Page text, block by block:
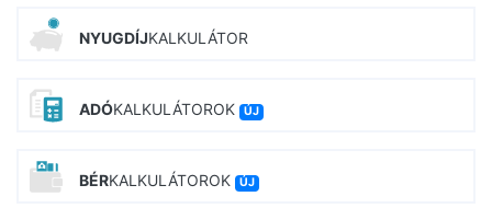
NYUGDÍJKALKULÁTOR
ADÓKALKULÁTOROK ÚJ
BÉRKALKULÁTOROK ÚJ